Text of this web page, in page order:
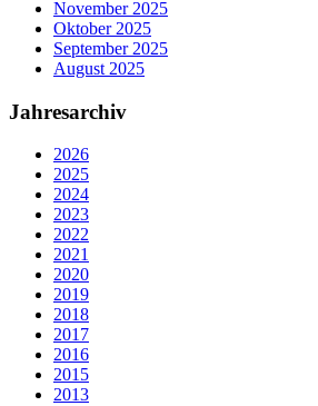
November 2025
Oktober 2025
September 2025
August 2025
Jahresarchiv
2026
2025
2024
2023
2022
2021
2020
2019
2018
2017
2016
2015
2013